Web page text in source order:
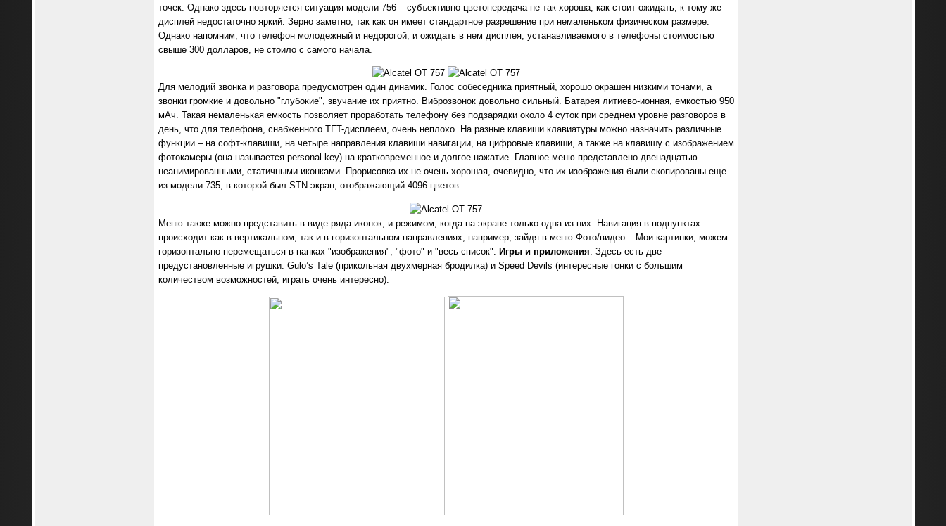
точек. Однако здесь повторяется ситуация модели 756 – субъективно цветопередача не так хороша, как стоит ожидать, к тому же
дисплей недостаточно яркий. Зерно заметно, так как он имеет стандартное разрешение при немаленьком физическом размере.
Однако напомним, что телефон молодежный и недорогой, и ожидать в нем дисплея, устанавливаемого в телефоны стоимостью
свыше 300 долларов, не стоило с самого начала.
Для мелодий звонка и разговора предусмотрен один динамик. Голос собеседника приятный, хорошо окрашен низкими тонами, а
звонки громкие и довольно "глубокие", звучание их приятно. Виброзвонок довольно сильный. Батарея литиево-ионная, емкостью 950
мАч. Такая немаленькая емкость позволяет проработать телефону без подзарядки около 4 суток при среднем уровне разговоров в
день, что для телефона, снабженного TFT-дисплеем, очень неплохо. На разные клавиши клавиатуры можно назначить различные
функции – на софт-клавиши, на четыре направления клавиши навигации, на цифровые клавиши, а также на клавишу с изображением
фотокамеры (она называется personal key) на кратковременное и долгое нажатие. Главное меню представлено двенадцатью
неанимированными, статичными иконками. Прорисовка их не очень хорошая, очевидно, что их изображения были скопированы еще
из модели 735, в которой был STN-экран, отображающий 4096 цветов.
Меню также можно представить в виде ряда иконок, и режимом, когда на экране только одна из них. Навигация в подпунктах
происходит как в вертикальном, так и в горизонтальном направлениях, например, зайдя в меню Фото/видео – Мои картинки, можем
горизонтально перемещаться в папках "изображения", "фото" и "весь список". Игры и приложения . Здесь есть две
предустановленные игрушки: Gulo’s Tale (прикольная двухмерная бродилка) и Speed Devils (интересные гонки с большим
количеством возможностей, играть очень интересно).